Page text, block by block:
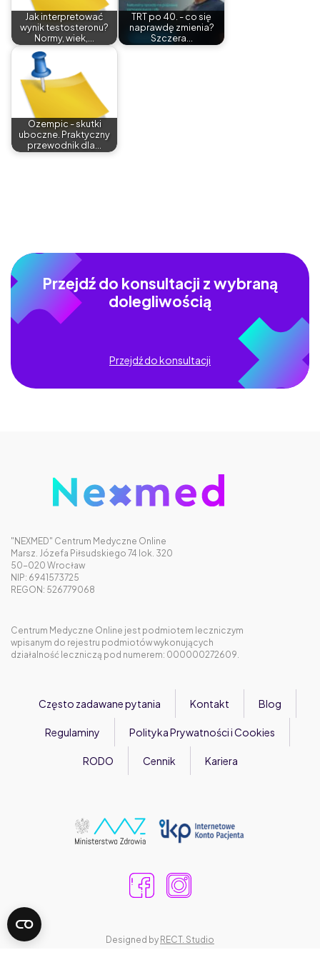
Jak interpretować
wynik testosteronu?
Normy, wiek,…
TRT po 40. - co się
naprawdę zmienia?
Szczera…
Ozempic - skutki
uboczne. Praktyczny
przewodnik dla…
Przejdź do konsultacji z wybraną
dolegliwością
Przejdź do konsultacji
"NEXMED" Centrum Medyczne Online
Marsz. Józefa Piłsudskiego 74 lok. 320
50-020 Wrocław
NIP: 6941573725
REGON: 526779068
Centrum Medyczne Online jest podmiotem leczniczym
wpisanym do rejestru podmiotów wykonujących
działalność leczniczą pod numerem: 000000272609.
Często zadawane pytania Kontakt Blog
Regulaminy Polityka Prywatności i Cookies
RODO Cennik Kariera
Designed by RECT. Studio